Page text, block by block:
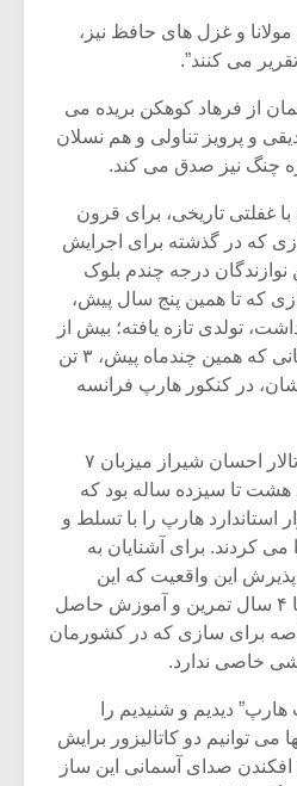
مولانا و غزل های حافظ نیز،
می کنند”.
از فرهاد کوهکن بریده می
و پرویز تناولی و هم نسلان
چنگ نیز صدق می کند.
غفلتی تاریخی، برای قرون
که در گذشته برای اجرایش
درجه چندم بلوک
که تا همین پنج سال پیش،
تولدی تازه یافته؛ بیش از
۲۰۰ نوازنده دارد؛ نوازندگانی که همین چندماه پیش، ۳ تن
در کنکور هارپ فرانسه
پنجشنبه ۷ مردادماه ۹۵، تالار احسان شیراز میزبان ۷
هشت تا سیزده ساله بود که
استاندارد هارپ را با تسلط و
کردند. برای آشنایان به
این واقعیت که این
کیفیت با تنها ۲، ۳، یا نهایتا ۴ سال تمرین و آموزش حاصل
برای سازی که در کشورمان
خاصی ندارد.
دیدیم و شنیدیم را
می توانیم دو کاتالیزور برایش
صدای آسمانی این ساز
بر موسیقی
باشی،
باش
موسیقی
سکانسی
موسیقی